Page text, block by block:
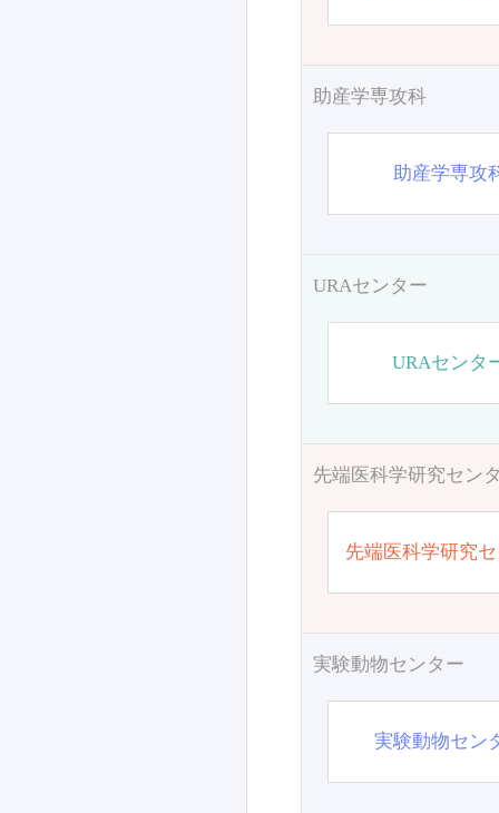
助産学専攻科
助産学専攻
URAセンター
URAセンタ
先端医科学研究セン
先端医科学研究
実験動物センター
実験動物セン